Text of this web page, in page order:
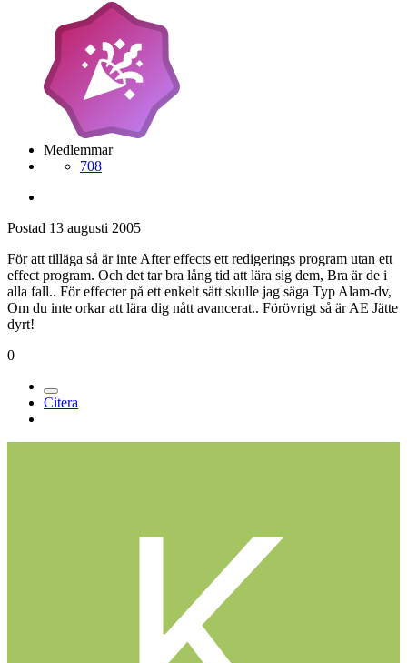
Medlemmar
708
Postad 13 augusti 2005
För att tilläga så är inte After effects ett redigerings program utan ett
effect program. Och det tar bra lång tid att lära sig dem, Bra är de i
alla fall.. För effecter på ett enkelt sätt skulle jag säga Typ Alam-dv,
Om du inte orkar att lära dig nått avancerat.. Förövrigt så är AE Jätte
dyrt!
0
Citera